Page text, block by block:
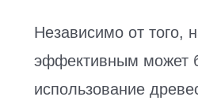
Независимо от того,
эффективным может
использование